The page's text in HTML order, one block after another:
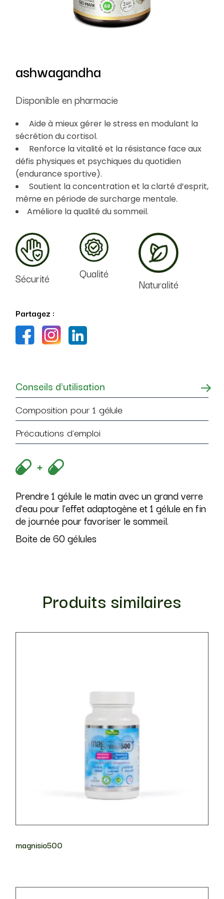
ashwagandha
Disponible en pharmacie
Aide à mieux gérer le stress en modulant la
sécrétion du cortisol.
Renforce la vitalité et la résistance face aux
défis physiques et psychiques du quotidien
(endurance sportive).
Soutient la concentration et la clarté d’esprit,
même en période de surcharge mentale.
Améliore la qualité du sommeil.
Sécurité Qualité
Naturalité
Partagez :
Conseils d'utilisation
Composition pour 1 gélule
Précautions d'emploi
Prendre 1 gélule le matin avec un grand verre
d’eau pour l’effet adaptogène et 1 gélule en fin
de journée pour favoriser le sommeil.
Boite de 60 gélules
Produits similaires
magnisio500